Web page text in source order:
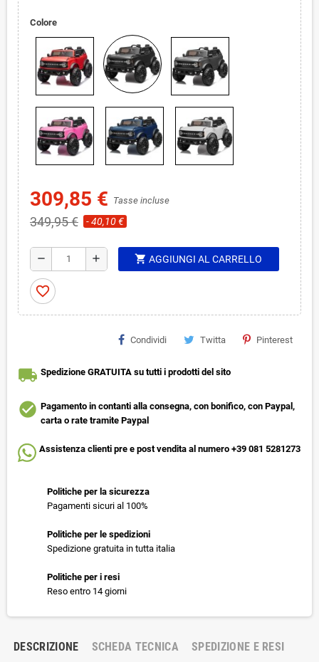
Colore
309,85 € Tasse incluse
349,95 € - 40,10 €
remove add shopping_cart AGGIUNGI AL CARRELLO
favorite_border
Condividi Twitta Pinterest
local_shipping Spedizione GRATUITA su tutti i prodotti del sito
check_circle Pagamento in contanti alla consegna, con bonifico, con Paypal,
carta o rate tramite Paypal
Assistenza clienti pre e post vendita al numero +39 081 5281273
Politiche per la sicurezza
Pagamenti sicuri al 100%
Politiche per le spedizioni
Spedizione gratuita in tutta italia
Politiche per i resi
Reso entro 14 giorni
DESCRIZIONE SCHEDA TECNICA SPEDIZIONE E RESI